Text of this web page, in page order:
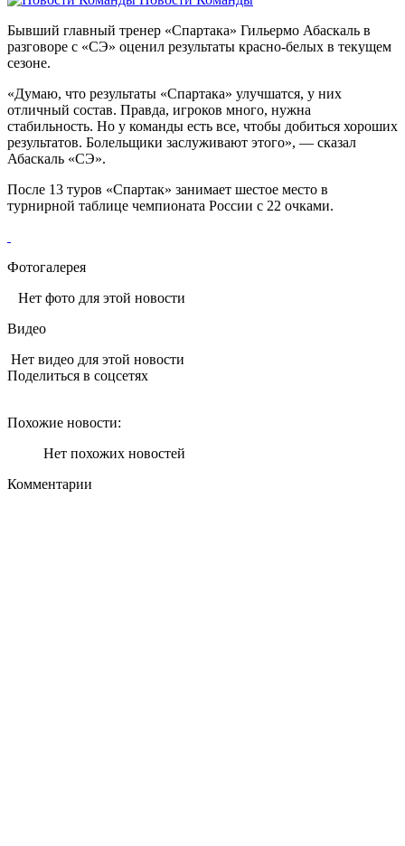
Бывший главный тренер «Спартака» Гильермо Абаскаль в
разговоре с «СЭ» оценил результаты красно-белых в текущем
сезоне.
«Думаю, что результаты «Спартака» улучшатся, у них
отличный состав. Правда, игроков много, нужна
стабильность. Но у команды есть все, чтобы добиться хороших
результатов. Болельщики заслуживают этого», — сказал
Абаскаль «СЭ».
После 13 туров «Спартак» занимает шестое место в
турнирной таблице чемпионата России с 22 очками.
Фотогалерея
Нет фото для этой новости
Видео
Нет видео для этой новости
Поделиться в соцсетях
Похожие новости:
Нет похожих новостей
Комментарии